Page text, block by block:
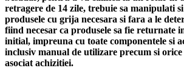
retragere de 14 zile, trebuie sa manipulati
produsele cu grija necesara si fara a le
fiind necesar ca produsele sa fie returnate
initial, impreuna cu toate componentele si
inclusiv manual de utilizare precum si
asociat achizitiei.